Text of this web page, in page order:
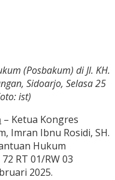
(Posbakum) di Jl. KH.
Sidoarjo, Selasa 25
ist)
– Ketua Kongres
Imran Ibnu Rosidi, SH.
Hukum
RT 01/RW 03
2025.